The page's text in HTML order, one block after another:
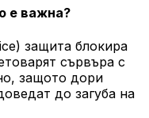
е важна?
защита блокира
сървъра с
защото дори
до загуба на